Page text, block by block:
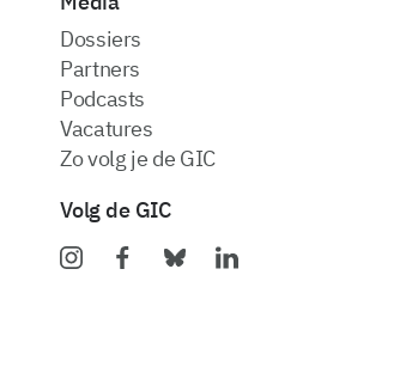
dossiers
partners
podcasts
vacatures
zo volg je de GIC
Volg de GIC